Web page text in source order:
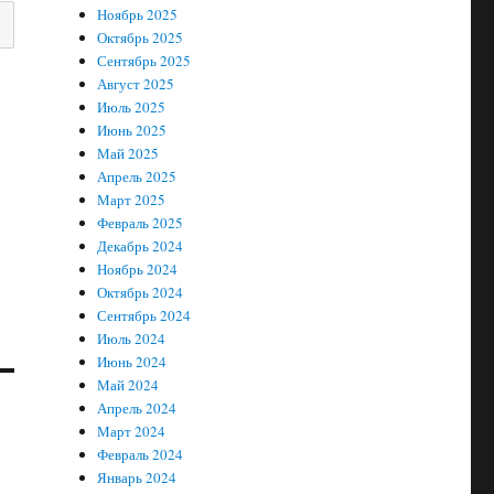
Ноябрь 2025
Октябрь 2025
Сентябрь 2025
Август 2025
Июль 2025
Июнь 2025
Май 2025
Апрель 2025
Март 2025
Февраль 2025
Декабрь 2024
Ноябрь 2024
Октябрь 2024
Сентябрь 2024
Июль 2024
Июнь 2024
Май 2024
Апрель 2024
Март 2024
Февраль 2024
Январь 2024